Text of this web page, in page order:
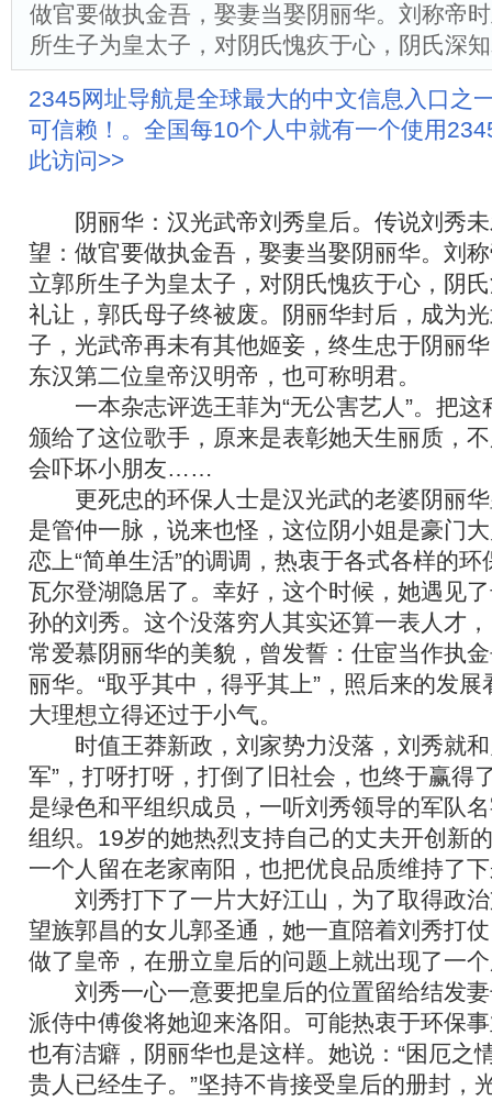
做官要做执金吾，娶妻当娶阴丽华。刘称帝
所生子为皇太子，对阴氏愧疚于心，阴氏深
2345网址导航是全球最大的中文信息入口之
可信赖！。全国每10个人中就有一个使用
此访问>>
阴丽华：汉光武帝刘秀皇后。传说刘秀未
望：做官要做执金吾，娶妻当娶阴丽华。刘
立郭所生子为皇太子，对阴氏愧疚于心，阴
礼让，郭氏母子终被废。阴丽华封后，成为
子，光武帝再未有其他姬妾，终生忠于阴丽
东汉第二位皇帝汉明帝，也可称明君。
一本杂志评选王菲为“无公害艺人”。把这
颁给了这位歌手，原来是表彰她天生丽质，
会吓坏小朋友……
更死忠的环保人士是汉光武的老婆阴丽华
是管仲一脉，说来也怪，这位阴小姐是豪门
恋上“简单生活”的调调，热衷于各式各样的
瓦尔登湖隐居了。幸好，这个时候，她遇见
孙的刘秀。这个没落穷人其实还算一表人才
常爱慕阴丽华的美貌，曾发誓：仕宦当作执
丽华。“取乎其中，得乎其上”，照后来的发
大理想立得还过于小气。
时值王莽新政，刘家势力没落，刘秀就和
军”，打呀打呀，打倒了旧社会，也终于赢得
是绿色和平组织成员，一听刘秀领导的军队
组织。19岁的她热烈支持自己的丈夫开创新
一个人留在老家南阳，也把优良品质维持了
刘秀打下了一片大好江山，为了取得政治
望族郭昌的女儿郭圣通，她一直陪着刘秀打
做了皇帝，在册立皇后的问题上就出现了一
刘秀一心一意要把皇后的位置留给结发妻
派侍中傅俊将她迎来洛阳。可能热衷于环保
也有洁癖，阴丽华也是这样。她说：“困厄之
贵人已经生子。”坚持不肯接受皇后的册封，